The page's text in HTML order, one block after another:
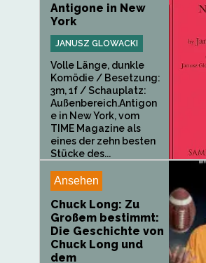
Antigone in New
York
JANUSZ GLOWACKI
Volle Länge, dunkle
Komödie / Besetzung:
3m, 1f / Schauplatz:
Außenbereich.Antigon
e in New York, vom
TIME Magazine als
eines der zehn besten
Stücke des...
Ansehen
Chuck Long: Zu
Großem bestimmt:
Die Geschichte von
Chuck Long und
dem